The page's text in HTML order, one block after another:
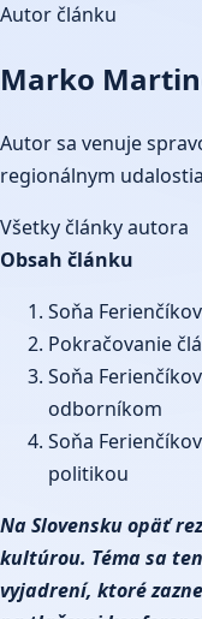
Autor článku
Marko
Autor sa venuje
regionálnym
Všetky články autora
Obsah článku
Soňa
Pokračovanie
Soňa
odborníkom
Soňa
politikou
Na Slovensku opäť
kultúrou. Téma sa
vyjadrení, ktoré